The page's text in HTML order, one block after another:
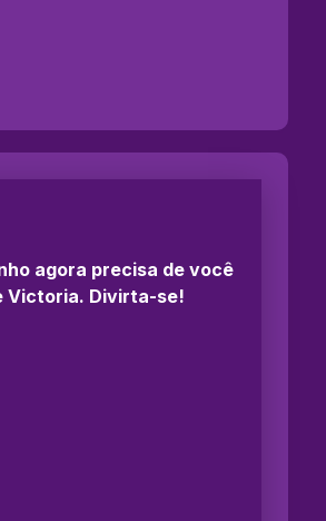
agora precisa de você
Victoria. Divirta-se!